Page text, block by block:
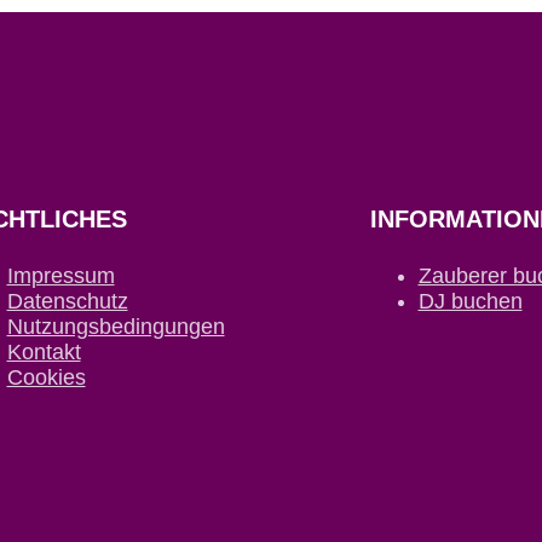
Impressum
Datenschutz
Nutzungsbedingungen
Kontakt
Cookies
Zauberer
DJ buchen